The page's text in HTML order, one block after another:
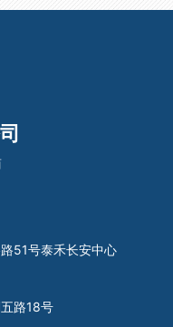
51号泰禾长安中心
路18号